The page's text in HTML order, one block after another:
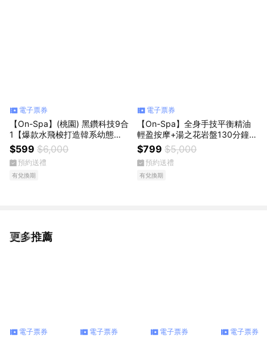
電子票券
【On-Spa】(桃園) 黑鑽科技9合
1【爆款水飛梭打造韓系幼態
肌】2次599元
$599 $6,000
預約送禮
有兌換期
電子票券
【On-Spa】全身手技平衡精油
輕盈按摩+湯之花岩盤130分鐘7
99元(台中)
$799 $5,000
預約送禮
有兌換期
更多推薦
看更多
電子票券
電子票券
電子票券
電子票券